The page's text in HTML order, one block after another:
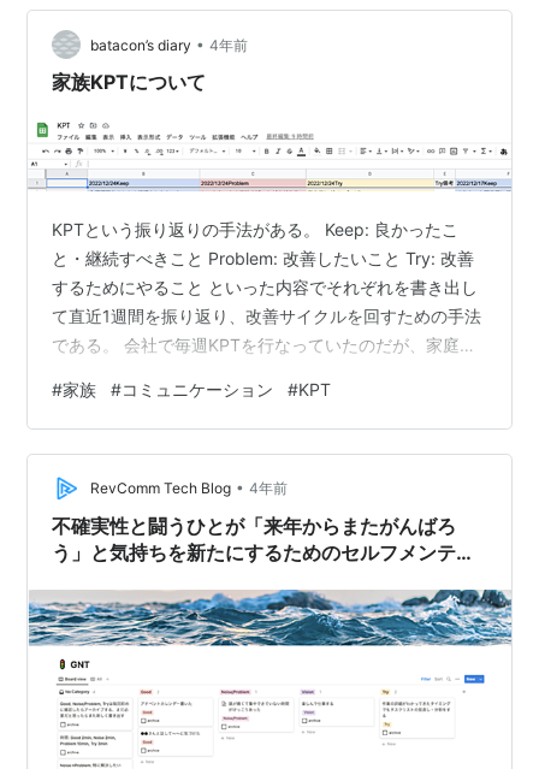
ムでプロジェクトを運営している方々が多いのではない
かと思います。 スクラムでは、スプリントレトロスペク
ティブといって、スプリントの最後に振り返りを実施し
batacon’s diary • 4年前
家族KPTについて
KPTという振り返りの手法がある。 Keep: 良かったこ
と・継続すべきこと Problem: 改善したいこと Try: 改善
するためにやること といった内容でそれぞれを書き出し
て直近1週間を振り返り、改善サイクルを回すための手法
である。 会社で毎週KPTを行なっていたのだが、家庭に
「家族KPT」をここ数年実践している。毎週土曜の午前
に一緒にコーヒーを飲みながら、その一週間の良かった
こと・良くなかったことを振り返り、改善案を出すので
ある。幸運なことに妻も乗り気で付き合ってくれてい
る。 Keepの欄は、今週作ったあの料理が美味しかったと
か、なかな…
#家族 #コミュニケーション #KPT
RevComm Tech Blog • 4年前
不確実性と闘うひとが「来年からまたがんばろ
う」と気持ちを新たにするためのセルフメンテナ